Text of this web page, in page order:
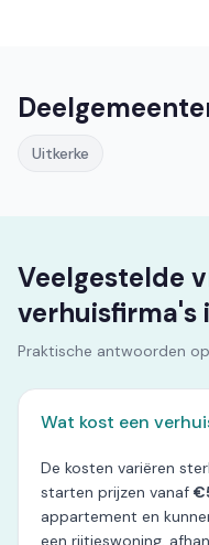
Uitkerke
Veelgestelde
verhuisfirma's
Praktische antwoorden
Wat kost een
De kosten variëren
starten prijzen vanaf
appartement en
een rijtjeswoning,